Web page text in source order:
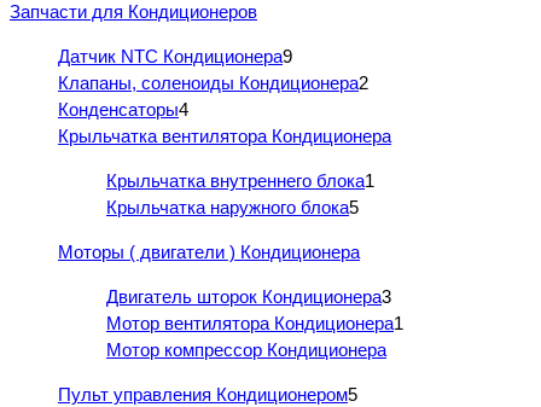
Запчасти для Кондиционеров
Датчик NTC Кондиционера9
Клапаны, соленоиды Кондиционера2
Конденсаторы4
Крыльчатка вентилятора Кондиционера
Крыльчатка внутреннего блока1
Крыльчатка наружного блока5
Моторы ( двигатели ) Кондиционера
Двигатель шторок Кондиционера3
Мотор вентилятора Кондиционера1
Мотор компрессор Кондиционера
Пульт управления Кондиционером5